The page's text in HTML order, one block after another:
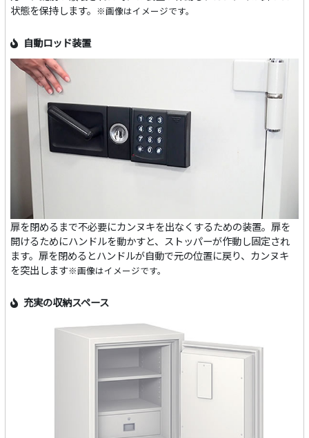
状態を保持します。 ※画像はイメージです。
自動ロッド装置
扉を閉めるまで不必要にカンヌキを出なくするための装置。扉を
開けるためにハンドルを動かすと、ストッパーが作動し固定され
ます。扉を閉めるとハンドルが自動で元の位置に戻り、カンヌキ
を突出します※画像はイメージです。
充実の収納スペース